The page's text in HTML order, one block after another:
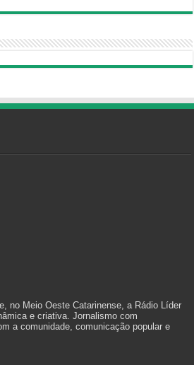
no Meio Oeste Catarinense, a Rádio Líder
e criativa. Jornalismo com
a comunidade, comunicação popular e